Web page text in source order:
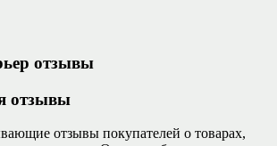
отзывы
отзывы
отзывы покупателей о товарах,